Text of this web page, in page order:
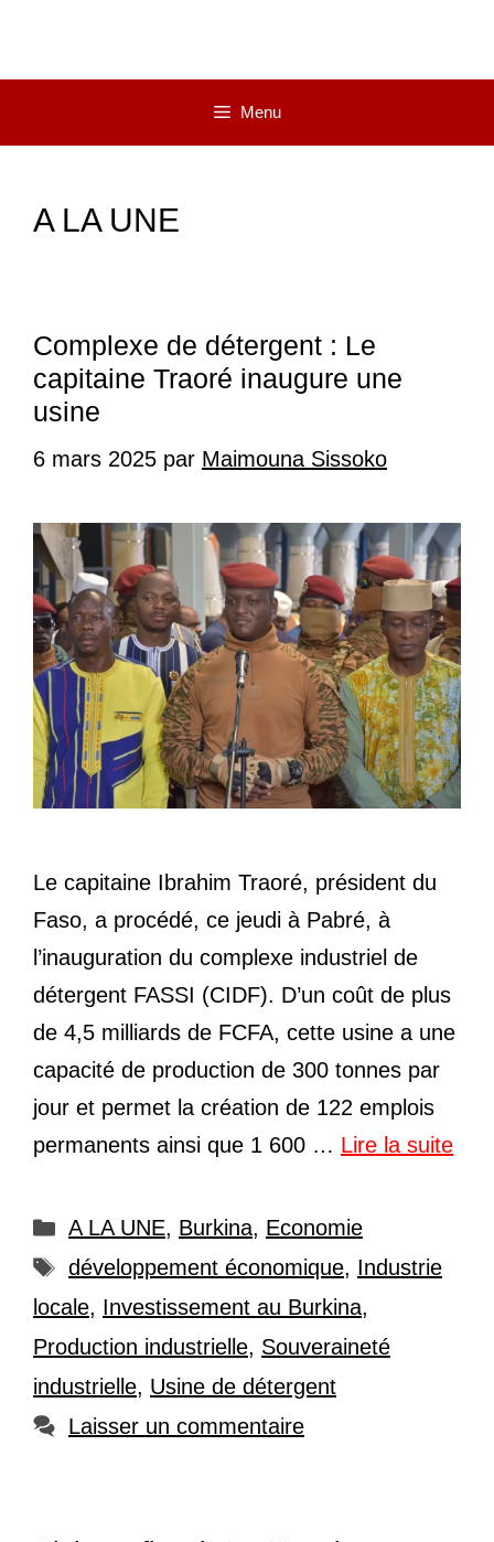
Menu
A LA UNE
Complexe de détergent : Le
capitaine Traoré inaugure une
usine
6 mars 2025 par Maimouna Sissoko
Le capitaine Ibrahim Traoré, président du
Faso, a procédé, ce jeudi à Pabré, à
l’inauguration du complexe industriel de
détergent FASSI (CIDF). D’un coût de plus
de 4,5 milliards de FCFA, cette usine a une
capacité de production de 300 tonnes par
jour et permet la création de 122 emplois
permanents ainsi que 1 600 … Lire la suite
Catégories
A LA UNE, Burkina, Economie
Étiquettes
développement économique, Industrie
locale, Investissement au Burkina,
Production industrielle, Souveraineté
industrielle, Usine de détergent
Laisser un commentaire